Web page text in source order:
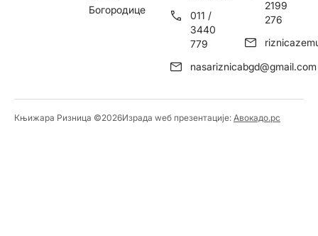
Богородице
011 /
3440
779
nasariznicabgd@gmail.com
2199
276
Књижара Ризница ©️2026Израда wеб презентације: Авокадо.рс